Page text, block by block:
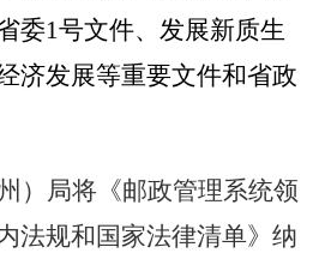
委1号文件、发展新质生
济发展等重要文件和省政
）局将《邮政管理系统领
法规和国家法律清单》纳